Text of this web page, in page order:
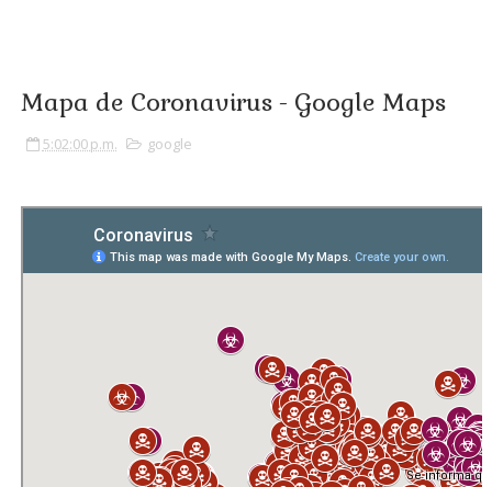
Mapa de Coronavirus - Google Maps
5:02:00 p.m. google